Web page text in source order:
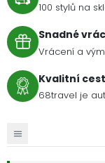
100 stylů na
Snadné
Vrácení a
Kvalitní
68travel je